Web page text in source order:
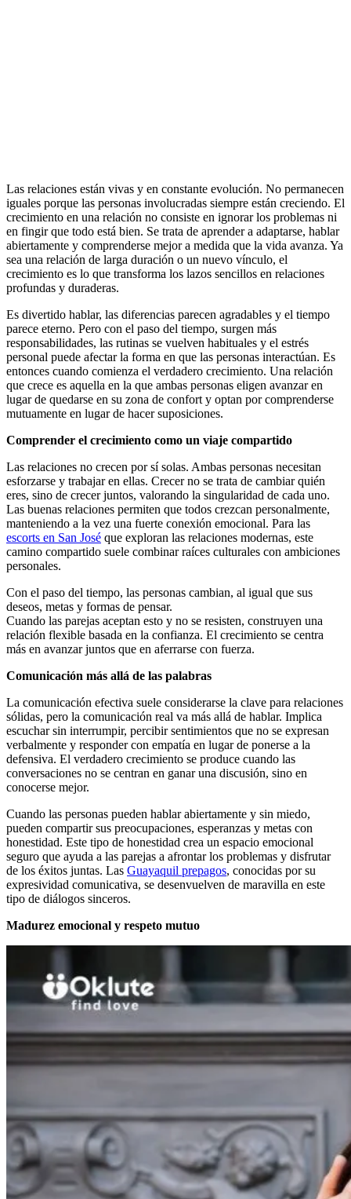
Las relaciones están vivas y en constante evolución. No permanecen
iguales porque las personas involucradas siempre están creciendo. El
crecimiento en una relación no consiste en ignorar los problemas ni
en fingir que todo está bien. Se trata de aprender a adaptarse, hablar
abiertamente y comprenderse mejor a medida que la vida avanza. Ya
sea una relación de larga duración o un nuevo vínculo, el
crecimiento es lo que transforma los lazos sencillos en relaciones
profundas y duraderas.
Es divertido hablar, las diferencias parecen agradables y el tiempo
parece eterno. Pero con el paso del tiempo, surgen más
responsabilidades, las rutinas se vuelven habituales y el estrés
personal puede afectar la forma en que las personas interactúan. Es
entonces cuando comienza el verdadero crecimiento. Una relación
que crece es aquella en la que ambas personas eligen avanzar en
lugar de quedarse en su zona de confort y optan por comprenderse
mutuamente en lugar de hacer suposiciones.
Comprender el crecimiento como un viaje compartido
Las relaciones no crecen por sí solas. Ambas personas necesitan
esforzarse y trabajar en ellas. Crecer no se trata de cambiar quién
eres, sino de crecer juntos, valorando la singularidad de cada uno.
Las buenas relaciones permiten que todos crezcan personalmente,
manteniendo a la vez una fuerte conexión emocional. Para las
escorts en San José que exploran las relaciones modernas, este
camino compartido suele combinar raíces culturales con ambiciones
personales.
Con el paso del tiempo, las personas cambian, al igual que sus
deseos, metas y formas de pensar.
Cuando las parejas aceptan esto y no se resisten, construyen una
relación flexible basada en la confianza. El crecimiento se centra
más en avanzar juntos que en aferrarse con fuerza.
Comunicación más allá de las palabras
La comunicación efectiva suele considerarse la clave para relaciones
sólidas, pero la comunicación real va más allá de hablar. Implica
escuchar sin interrumpir, percibir sentimientos que no se expresan
verbalmente y responder con empatía en lugar de ponerse a la
defensiva. El verdadero crecimiento se produce cuando las
conversaciones no se centran en ganar una discusión, sino en
conocerse mejor.
Cuando las personas pueden hablar abiertamente y sin miedo,
pueden compartir sus preocupaciones, esperanzas y metas con
honestidad. Este tipo de honestidad crea un espacio emocional
seguro que ayuda a las parejas a afrontar los problemas y disfrutar
de los éxitos juntas. Las Guayaquil prepagos, conocidas por su
expresividad comunicativa, se desenvuelven de maravilla en este
tipo de diálogos sinceros.
Madurez emocional y respeto mutuo